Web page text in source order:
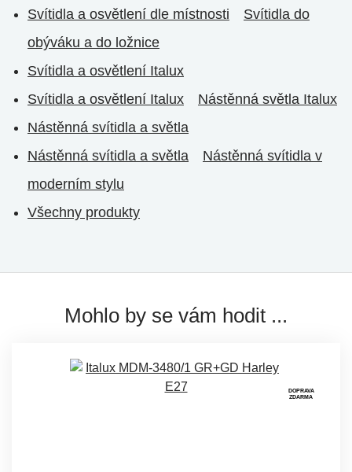
Svítidla a osvětlení dle místnosti
Svítidla do
obýváku a do ložnice
Svítidla a osvětlení Italux
Svítidla a osvětlení Italux
Nástěnná světla Italux
Nástěnná svítidla a světla
Nástěnná svítidla a světla
Nástěnná svítidla v
moderním stylu
Všechny produkty
Mohlo by se vám hodit ...
DOPRAVA
ZDARMA